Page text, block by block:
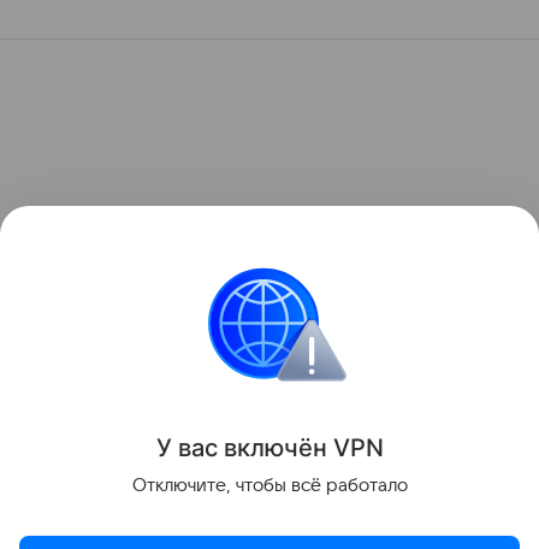
У вас включён VPN
Отключите, чтобы всё работало